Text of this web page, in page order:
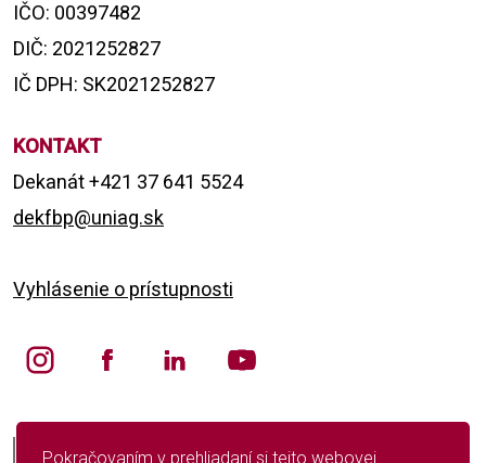
Pokračovaním v prehliadaní si tejto webovej
IČO: 00397482
DIČ: 2021252827
IČ DPH: SK2021252827
KONTAKT
Dekanát +421 37 641 5524
dekfbp@uniag.sk
Vyhlásenie o prístupnosti
English version